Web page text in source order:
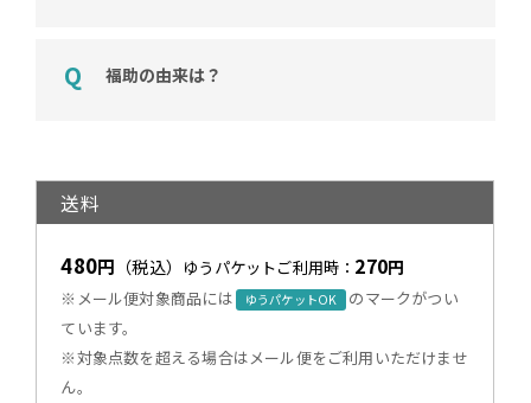
福助の由来は？
送料
480円 （税込） ゆうパケットご利用時： 270円
※メール便対象商品には ゆうパケットOK
のマークがつい
ています。
※対象点数を超える場合はメール便をご利用いただけませ
ん。